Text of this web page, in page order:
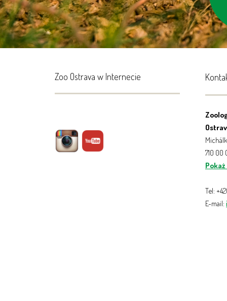
Zoo Ostrava w Internecie
710 00
Tel:
E-mail: